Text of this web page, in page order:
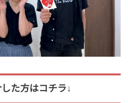
た方はコチラ↓